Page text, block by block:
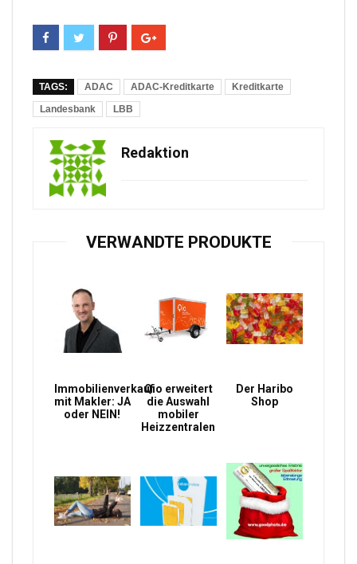
TAGS: ADAC ADAC-Kreditkarte
Kreditkarte
Landesbank
LBB
Redaktion
VERWANDTE PRODUKTE
Immobilienverkauf
mit Makler: JA
oder NEIN!
Qio erweitert
die Auswahl
mobiler
Heizzentralen
Der Haribo
Shop